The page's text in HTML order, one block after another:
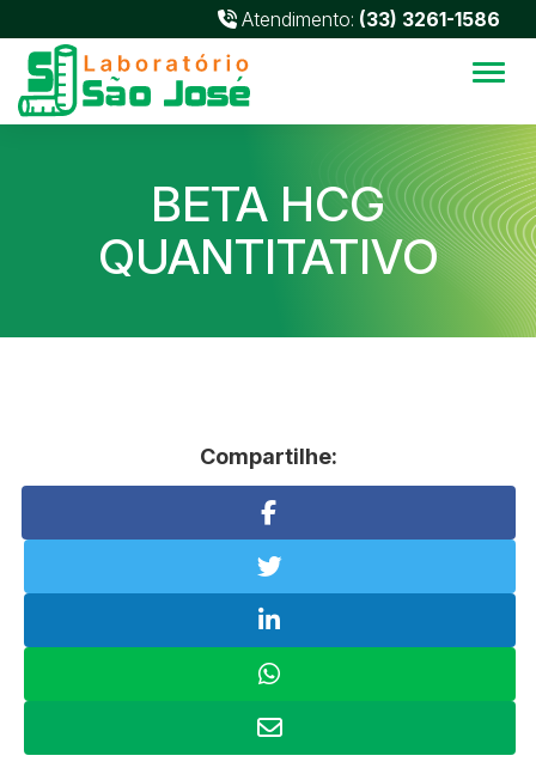
Atendimento: (33) 3261-1586
BETA HCG
QUANTITATIVO
Compartilhe: